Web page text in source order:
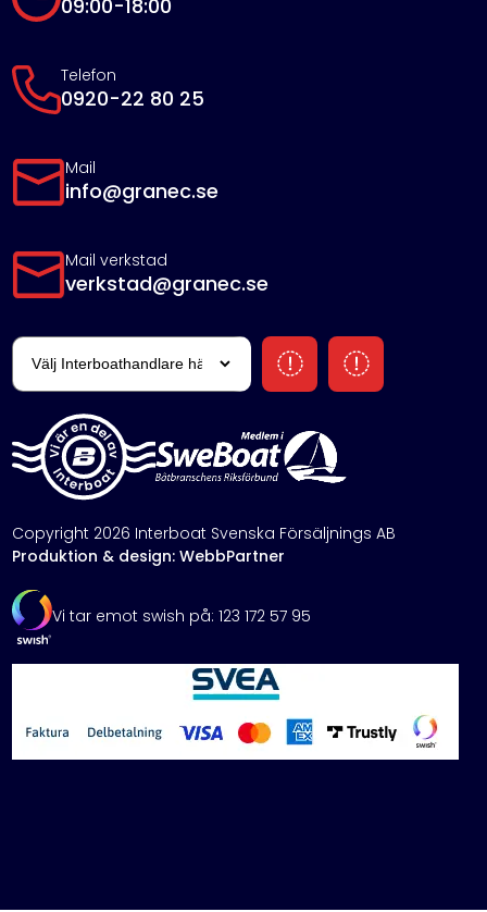
09:00-18:00
Telefon
0920-22 80 25
Mail
info@granec.se
Mail verkstad
verkstad@granec.se
Copyright 2026 Interboat Svenska Försäljnings AB
Produktion & design: WebbPartner
Vi tar emot swish på: 123 172 57 95